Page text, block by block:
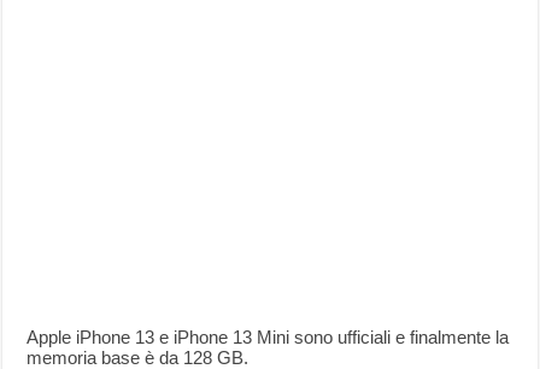
Apple iPhone 13 e iPhone 13 Mini sono ufficiali e finalmente la
memoria base è da 128 GB.